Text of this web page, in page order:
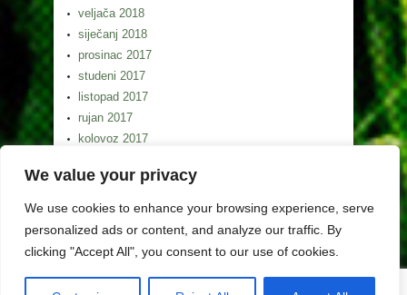
We value your privacy
We use cookies to enhance your browsing experience, serve
personalized ads or content, and analyze our traffic. By
clicking "Accept All", you consent to our use of cookies.
veljača 2018
siječanj 2018
prosinac 2017
studeni 2017
listopad 2017
rujan 2017
kolovoz 2017
lipanj 2017
svibanj 2017